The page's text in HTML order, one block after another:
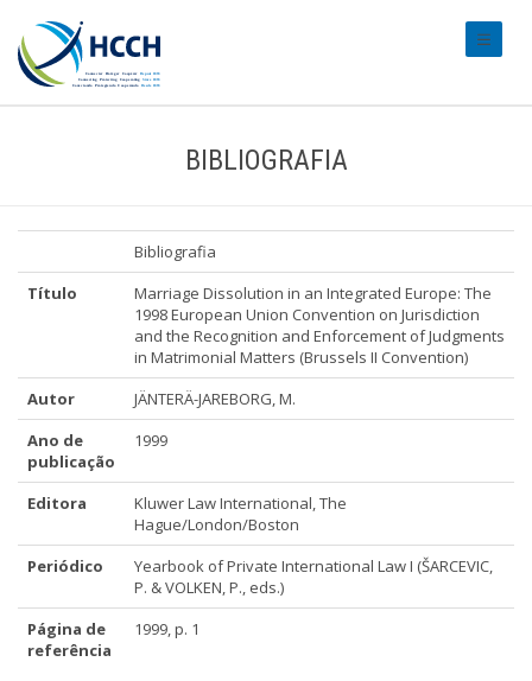
BIBLIOGRAFIA
Bibliografia
Título
Marriage Dissolution in an Integrated Europe: The
1998 European Union Convention on Jurisdiction
and the Recognition and Enforcement of Judgments
in Matrimonial Matters (Brussels II Convention)
Autor
JÄNTERÄ-JAREBORG, M.
Ano de
publicação
1999
Editora
Kluwer Law International, The
Hague/London/Boston
Periódico
Yearbook of Private International Law I (ŠARCEVIC,
P. & VOLKEN, P., eds.)
Página de
referência
1999, p. 1